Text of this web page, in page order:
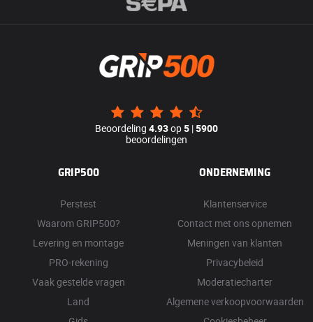
Beoordeling 4.93op5 |5900
beoordelingen
GRIP500
Perstest
Waarom GRIP500?
Levering en montage
PRO-rekening
Vaak gestelde vragen
Land
ONDERNEMING
Klantenservice
Contact met ons opnemen
Meningen van klanten
Privacybeleid
Moderatiecharter
Algemene verkoopvoorwaarden